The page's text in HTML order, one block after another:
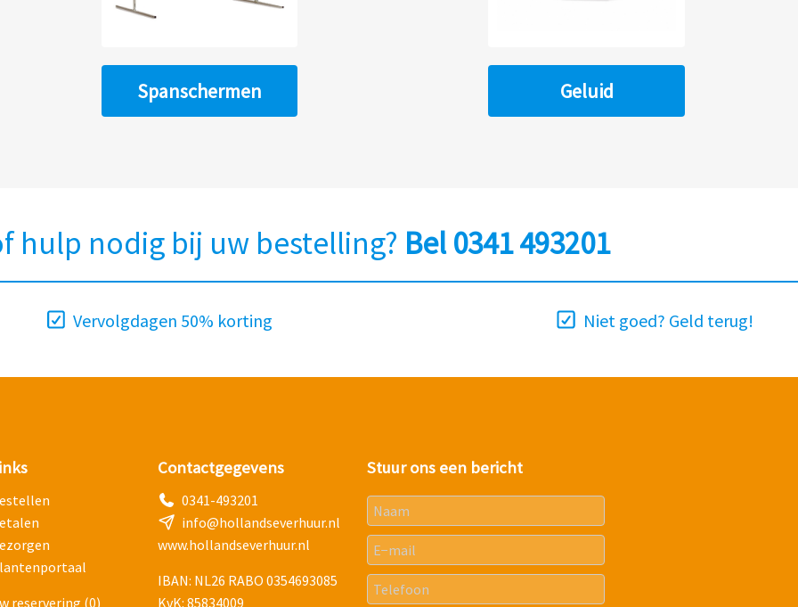
Spanschermen Geluid
hulp nodig bij uw bestelling? Bel 0341 493201
Vervolgdagen 50% korting Niet goed? Geld terug!
reservering (0)
Contactgegevens
0341-493201
info@hollandseverhuur.nl
www.hollandseverhuur.nl
IBAN: NL26 RABO 0354693085
KvK: 85834009
Stuur ons een bericht